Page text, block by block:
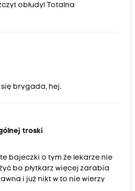
obłudy! Totalna
brygada, hej.
troski
bajeczki o tym że lekarze nie
bo płytkarz więcej zarabia
i już nikt w to nie wierzy